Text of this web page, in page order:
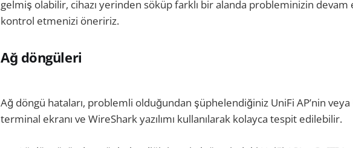
gelmiş olabilir, cihazı yerinden söküp farklı bir alanda probleminizin
kontrol etmenizi öneririz.
Ağ döngüleri
Ağ döngü hataları, problemli olduğundan şüphelendiğiniz UniFi AP’nin veya
terminal ekranı ve WireShark yazılımı kullanılarak kolayca tespit edilebilir.